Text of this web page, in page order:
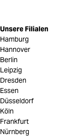
Unsere Filialen
Hamburg
Hannover
Berlin
Leipzig
Dresden
Essen
Düsseldorf
Köln
Frankfurt
Nürnberg